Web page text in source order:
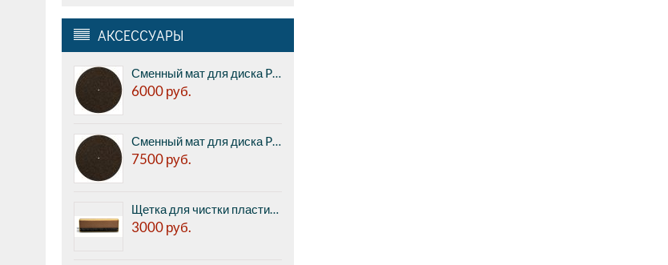
АКСЕССУАРЫ
Сменный мат для диска Pro-ject CORK & RUBBER IT, 1мм (реальная толщина 2,1 мм)
6000руб.
Сменный мат для диска Pro-ject CORK & RUBBER IT, 3мм
7500руб.
Щетка для чистки пластинок Pro-ject BRUSH IT Premium
3000руб.